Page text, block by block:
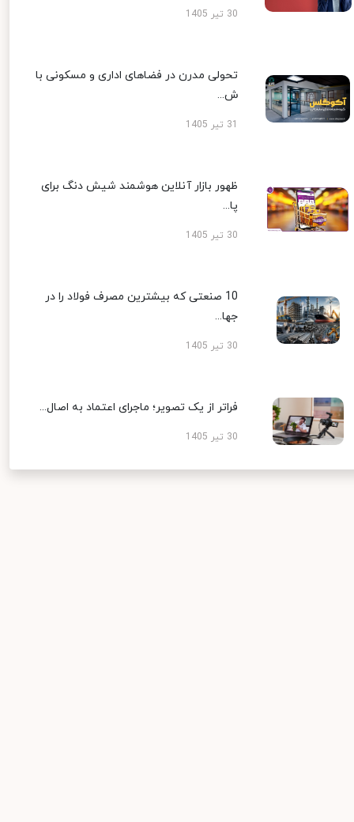
30 تیر 1405
تحولی مدرن در فضاهای اداری و مسکونی با
ش...
ظهور بازار آنلاین هوشمند شیش دنگ برای
پا...
30 تیر 1405
10 صنعتی که بیشترین مصرف فولاد را در
جها...
30 تیر 1405
فراتر از یک تصویر؛ ماجرای اعتماد به اصال...
30 تیر 1405